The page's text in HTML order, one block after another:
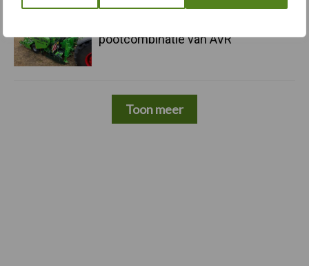
pootcombinatie van AVR
Toon meer